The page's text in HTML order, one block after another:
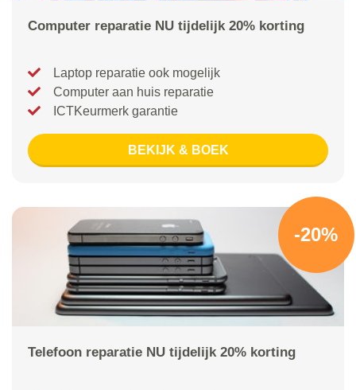
Computer reparatie NU tijdelijk 20% korting
Laptop reparatie ook mogelijk
Computer aan huis reparatie
ICTKeurmerk garantie
BEKIJK & BOEK
-20%
Telefoon reparatie NU tijdelijk 20% korting